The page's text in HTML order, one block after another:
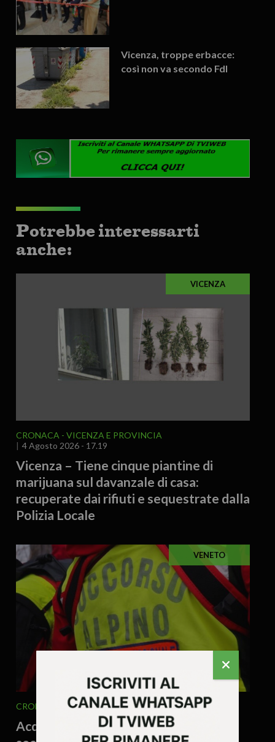
Vicenza, troppe erbacce:
così non va secondo FdI
Potrebbe interessarti
anche:
VICENZA
CRONACA
VICENZA E PROVINCIA
4 Agosto 2026 - 17.19
Vicenza – Tiene cinque piantine di
marijuana sul davanzale di casa:
recuperate dai rifiuti e sequestrate dalla
Polizia Locale
VENETO
CRONACA VENETO 4 Agosto 2026 - 16.37
Acqua contaminata, escursionista